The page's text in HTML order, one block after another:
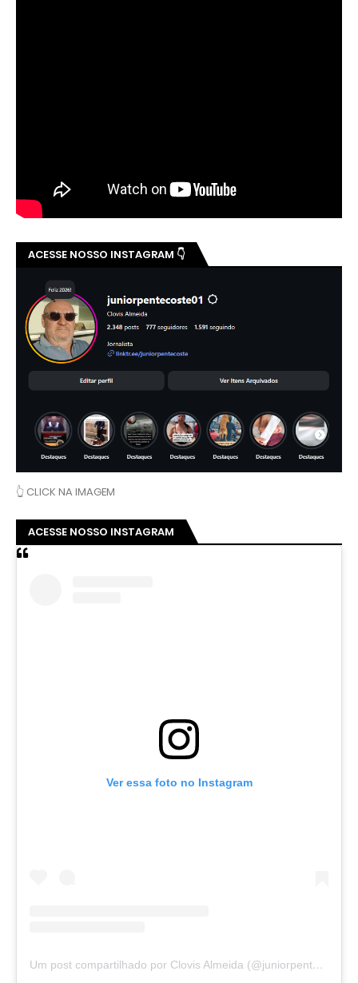
ACESSE NOSSO INSTAGRAM 👇
👆 CLICK NA IMAGEM
ACESSE NOSSO INSTAGRAM
Ver essa foto no Instagram
Um post compartilhado por Clovis Almeida (@juniorpentecoste01)